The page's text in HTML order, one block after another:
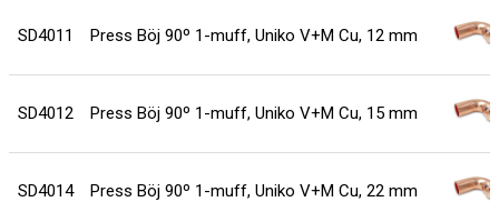
SD4011 Press Böj 90º 1-muff, Uniko V+M Cu, 12 mm
SD4012 Press Böj 90º 1-muff, Uniko V+M Cu, 15 mm
SD4014 Press Böj 90º 1-muff, Uniko V+M Cu, 22 mm